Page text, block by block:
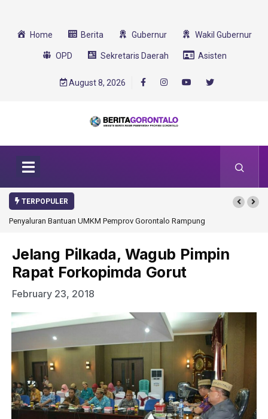
Home Berita Gubernur Wakil Gubernur
OPD Sekretaris Daerah Asisten
August 8, 2026
TERPOPULER
Penyaluran Bantuan UMKM Pemprov Gorontalo RampungGorontalo Ikut
Jelang Pilkada, Wagub Pimpin
Rapat Forkopimda Gorut
February 23, 2018